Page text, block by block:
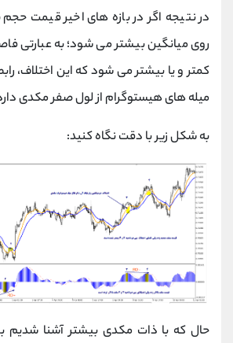
در نتیجه اگر در بازه های اخیر قیمت حجم
روی میانگین بیشتر می شود؛ به عبارتی
کمتر و یا بیشتر می شود که این اختلاف،
میله های هیستوگرام از لول صفر مکدی
به شکل زیر با دقت نگاه کنید:
حال که با ذات مکدی بیشتر آشنا شدیم